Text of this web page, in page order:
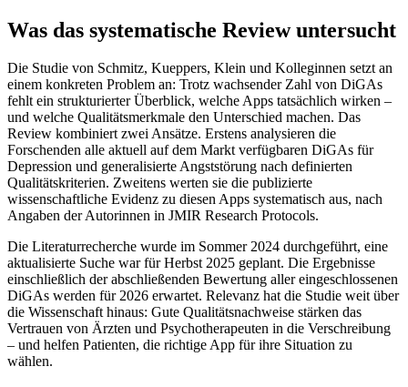
Was das systematische Review untersucht
Die Studie von Schmitz, Kueppers, Klein und Kolleginnen setzt an
einem konkreten Problem an: Trotz wachsender Zahl von DiGAs
fehlt ein strukturierter Überblick, welche Apps tatsächlich wirken –
und welche Qualitätsmerkmale den Unterschied machen. Das
Review kombiniert zwei Ansätze. Erstens analysieren die
Forschenden alle aktuell auf dem Markt verfügbaren DiGAs für
Depression und generalisierte Angststörung nach definierten
Qualitätskriterien. Zweitens werten sie die publizierte
wissenschaftliche Evidenz zu diesen Apps systematisch aus, nach
Angaben der Autorinnen in JMIR Research Protocols.
Die Literaturrecherche wurde im Sommer 2024 durchgeführt, eine
aktualisierte Suche war für Herbst 2025 geplant. Die Ergebnisse
einschließlich der abschließenden Bewertung aller eingeschlossenen
DiGAs werden für 2026 erwartet. Relevanz hat die Studie weit über
die Wissenschaft hinaus: Gute Qualitätsnachweise stärken das
Vertrauen von Ärzten und Psychotherapeuten in die Verschreibung
– und helfen Patienten, die richtige App für ihre Situation zu
wählen.